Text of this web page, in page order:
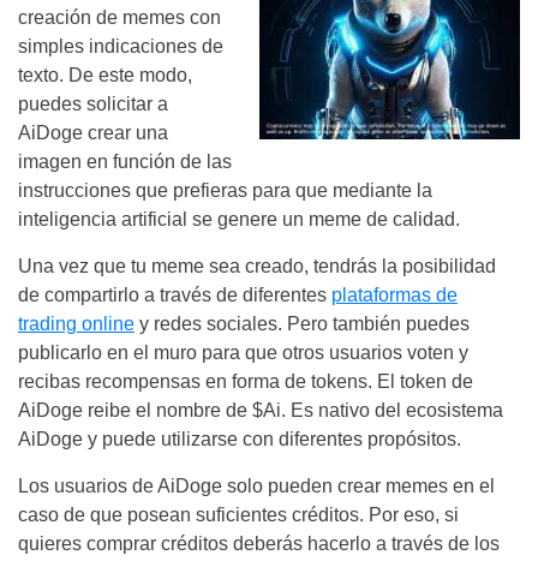
creación de memes con
simples indicaciones de
texto. De este modo,
puedes solicitar a
AiDoge crear una
imagen en función de las
instrucciones que prefieras para que mediante la
inteligencia artificial se genere un meme de calidad.
Una vez que tu meme sea creado, tendrás la posibilidad
de compartirlo a través de diferentes plataformas de
trading online y redes sociales. Pero también puedes
publicarlo en el muro para que otros usuarios voten y
recibas recompensas en forma de tokens. El token de
AiDoge reibe el nombre de $Ai. Es nativo del ecosistema
AiDoge y puede utilizarse con diferentes propósitos.
Los usuarios de AiDoge solo pueden crear memes en el
caso de que posean suficientes créditos. Por eso, si
quieres comprar créditos deberás hacerlo a través de los